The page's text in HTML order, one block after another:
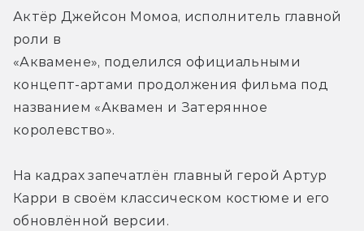
Актёр Джейсон Момоа, исполнитель главной
роли в
«Аквамене», поделился официальными
концепт-артами продолжения фильма под
названием «Аквамен и Затерянное
королевство».
На кадрах запечатлён главный герой Артур
Карри в своём классическом костюме и его
обновлённой версии.